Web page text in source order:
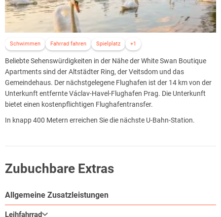
Schwimmen Fahrrad fahren Spielplatz +1
Beliebte Sehenswürdigkeiten in der Nähe der White Swan Boutique
Apartments sind der Altstädter Ring, der Veitsdom und das
Gemeindehaus. Der nächstgelegene Flughafen ist der 14 km von der
Unterkunft entfernte Václav-Havel-Flughafen Prag. Die Unterkunft
bietet einen kostenpflichtigen Flughafentransfer.
In knapp 400 Metern erreichen Sie die nächste U-Bahn-Station.
Zubuchbare Extras
Allgemeine Zusatzleistungen
Leihfahrrad